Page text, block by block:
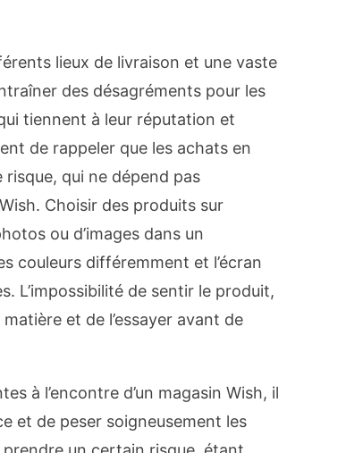
lieux de livraison et une vaste
des désagréments pour les
tiennent à leur réputation et
de rappeler que les achats en
qui ne dépend pas
Choisir des produits sur
ou d’images dans un
couleurs différemment et l’écran
L’impossibilité de sentir le produit,
et de l’essayer avant de
à l’encontre d’un magasin Wish, il
et de peser soigneusement les